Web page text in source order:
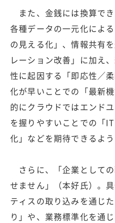
また、金銭には換算でき
各種データの一元化によ
の見える化」、情報共有
レーション改善」に加え
性に起因する「即応性／
化が早いことでの「最新
的にクラウドではエンド
を握りやすいことでの「
化」などを期待できるよう
さらに、「企業として
せません」（本好氏）。
ティスの取り込みを通じ
り」や、業務標準化を通